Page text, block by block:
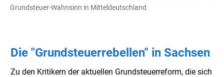
Grundsteuer-Wahnsinn in Mitteldeutschland
Die "Grundsteuerrebellen" in Sachsen
Zu den Kritikern der aktuellen Grundsteuerreform, die sich